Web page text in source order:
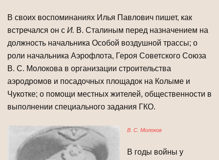
В своих воспоминаниях Илья Павлович пишет, как
встречался он с И. В. Стали­ным перед назначением на
должность начальника Особой воздушной трассы; о
роли начальника Аэрофлота, Героя Советского Союза
В. С. Молокова в организа­ции строительства
аэродромов и посадочных площадок на Колыме и
Чукотке; о помощи местных жителей, общественности в
выполнении специального задания ГКО.
В. С. Молоков
В годы войны у